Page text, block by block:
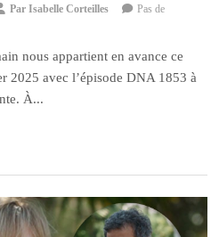
ParIsabelle Corteilles
Pas de
nous appartient en avance ce
2025 avec l’épisode DNA 1853 à
À...